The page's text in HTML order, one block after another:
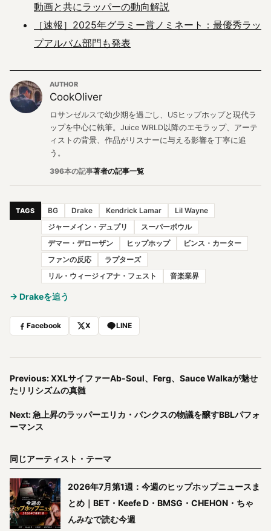
動画と共にラッパーの動向解説
［速報］2025年グラミー賞ノミネート：最優秀ラッ
プアルバム部門も発表
AUTHOR
CookOliver
ロサンゼルスで幼少期を過ごし、USヒップホップと現代ラ
ップを中心に執筆。Juice WRLD以降のエモラップ、アーテ
ィストの背景、作品がリスナーに与える影響を丁寧に追
う。
396本の記事著者の記事一覧
TAGS BG Drake Kendrick Lamar
Lil Wayne
ジャーメイン・デュプリ
スーパーボウル
デマー・デローザン
ヒップホップ
ビンス・カーター
ファンの反応
ラプターズ
リル・ウィージィアナ・フェスト
音楽業界
→ Drakeを追う
Facebook X LINE
Previous: XXLサイファーAb-Soul、Ferg、Sauce Walkaが魅せ
たリリシズムの真髄
Next: 急上昇のラッパーエリカ・バンクスの物議を醸すBBLパフォ
ーマンス
同じアーティスト・テーマ
2026年7月第1週：今週のヒップホップニュースま
とめ｜BET・Keefe D・BMSG・CHEHON・ちゃ
んみなで読む今週